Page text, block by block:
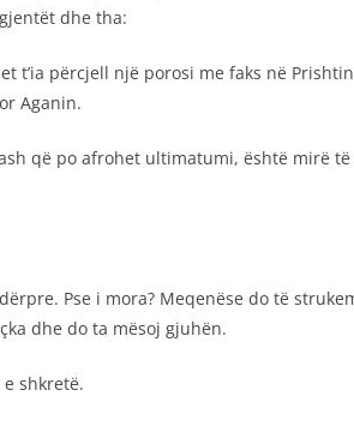
dhe tha:
t’ia përcjell një porosi me faks në
Aganin.
që po afrohet ultimatumi, është mirë
Pse i mora? Meqenëse do të
dhe do ta mësoj gjuhën.
shkretë.